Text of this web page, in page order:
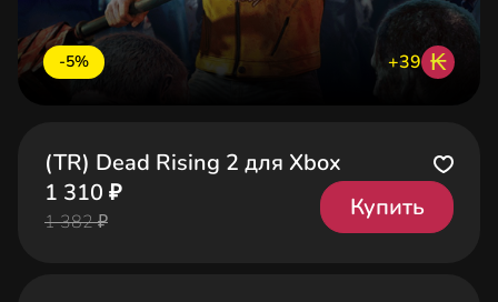
-5% +39 ₭
(TR) Dead Rising 2 для Xbox
1 310 ₽
1 382 ₽
Купить